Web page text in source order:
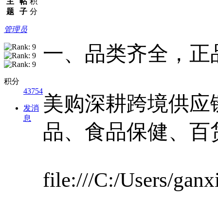
题
子 分
管理员
积分
43754
发消
息
一、品类齐全，正
美购深耕跨境供
品、食品保健、
file:///C:/Users/